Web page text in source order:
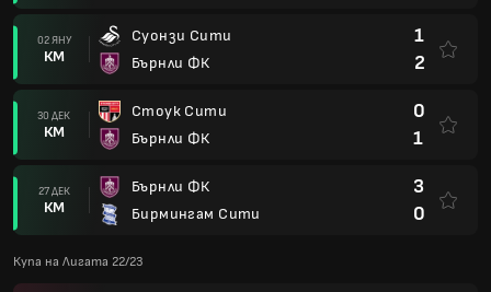
02 ЯНУ
КМ
Суонзи Сити
Бърнли ФК
1
2
30 ДЕК
КМ
Стоук Сити
Бърнли ФК
0
1
27 ДЕК
КМ
Бърнли ФК
Бирмингам Сити
3
0
Купа на Лигата 22/23